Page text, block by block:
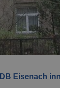
Eisenach